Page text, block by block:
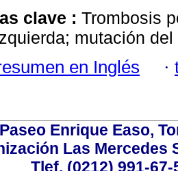
clave : Trombosis
mutación del
en Inglés ·
Paseo Enrique Easo,
Las Mercedes
Tlef. (0212) 991-